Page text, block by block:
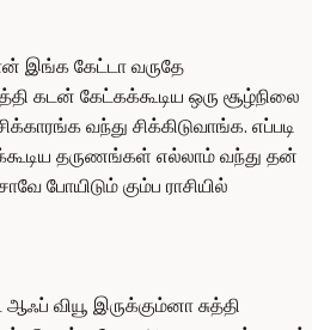
இங்க கேட்டா வருதே
கடன் கேட்கக்கூடிய ஒரு சூழ்நிலை
வந்து சிக்கிடுவாங்க. எப்படி
தருணங்கள் எல்லாம் வந்து தன்
போயிடும் கும்ப ராசியில்
வியூ இருக்கும்னா சுத்தி